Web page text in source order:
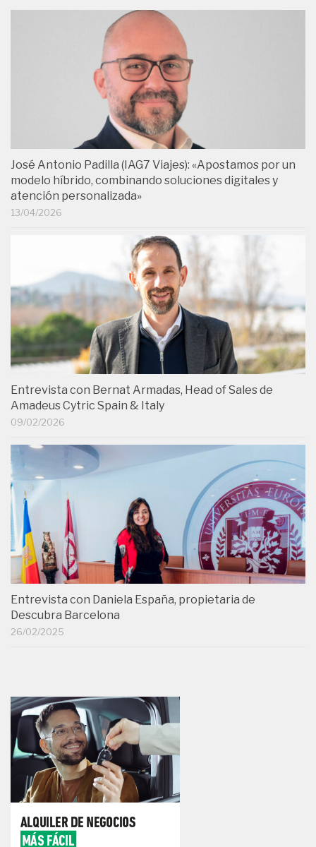
José Antonio Padilla (IAG7 Viajes): «Apostamos por un
modelo híbrido, combinando soluciones digitales y
atención personalizada»
13/04/2026
Entrevista con Bernat Armadas, Head of Sales de
Amadeus Cytric Spain & Italy
09/02/2026
Entrevista con Daniela España, propietaria de
Descubra Barcelona
26/02/2025